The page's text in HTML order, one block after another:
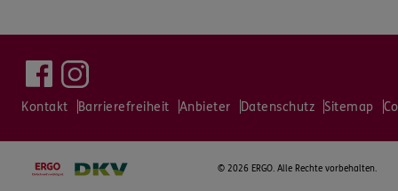
Kontakt Barrierefreiheit Anbieter Datenschutz Sitemap
© 2026 ERGO. Alle Rechte vorbehalten.